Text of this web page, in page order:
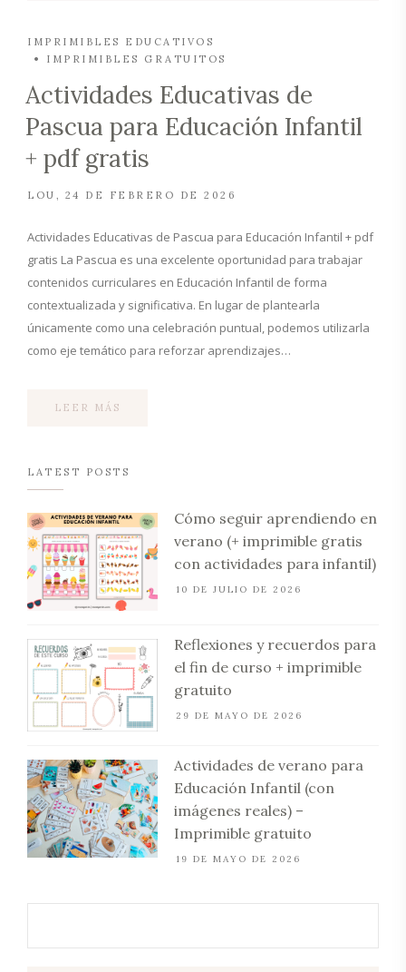
IMPRIMIBLES EDUCATIVOS
IMPRIMIBLES GRATUITOS
Actividades Educativas de
Pascua para Educación Infantil
+ pdf gratis
LOU 24 DE FEBRERO DE 2026
Actividades Educativas de Pascua para Educación Infantil + pdf
gratis La Pascua es una excelente oportunidad para trabajar
contenidos curriculares en Educación Infantil de forma
contextualizada y significativa. En lugar de plantearla
únicamente como una celebración puntual, podemos utilizarla
como eje temático para reforzar aprendizajes…
LEER MÁS
LATEST POSTS
Cómo seguir aprendiendo en
verano (+ imprimible gratis
con actividades para infantil)
10 DE JULIO DE 2026
Reflexiones y recuerdos para
el fin de curso + imprimible
gratuito
29 DE MAYO DE 2026
Actividades de verano para
Educación Infantil (con
imágenes reales) –
Imprimible gratuito
19 DE MAYO DE 2026